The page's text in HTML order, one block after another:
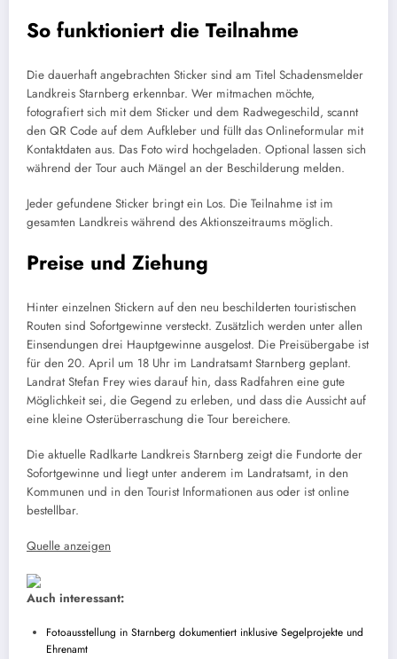
So funktioniert die Teilnahme
Die dauerhaft angebrachten Sticker sind am Titel Schadensmelder
Landkreis Starnberg erkennbar. Wer mitmachen möchte,
fotografiert sich mit dem Sticker und dem Radwegeschild, scannt
den QR Code auf dem Aufkleber und füllt das Onlineformular mit
Kontaktdaten aus. Das Foto wird hochgeladen. Optional lassen sich
während der Tour auch Mängel an der Beschilderung melden.
Jeder gefundene Sticker bringt ein Los. Die Teilnahme ist im
gesamten Landkreis während des Aktionszeitraums möglich.
Preise und Ziehung
Hinter einzelnen Stickern auf den neu beschilderten touristischen
Routen sind Sofortgewinne versteckt. Zusätzlich werden unter allen
Einsendungen drei Hauptgewinne ausgelost. Die Preisübergabe ist
für den 20. April um 18 Uhr im Landratsamt Starnberg geplant.
Landrat Stefan Frey wies darauf hin, dass Radfahren eine gute
Möglichkeit sei, die Gegend zu erleben, und dass die Aussicht auf
eine kleine Osterüberraschung die Tour bereichere.
Die aktuelle Radlkarte Landkreis Starnberg zeigt die Fundorte der
Sofortgewinne und liegt unter anderem im Landratsamt, in den
Kommunen und in den Tourist Informationen aus oder ist online
bestellbar.
Quelle anzeigen
Auch interessant:
Fotoausstellung in Starnberg dokumentiert inklusive Segelprojekte und
Ehrenamt